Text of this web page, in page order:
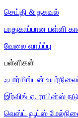
செய்தி & தகவல்
பாதுகாப்பான பள்ளி
வேலை வாய்ப்பு
பள்ளிகள்
ஃபார்மிங்டன்
இர்விங் ஏ. ராபின்ஸ்
வெஸ்ட் வூட்ஸ்